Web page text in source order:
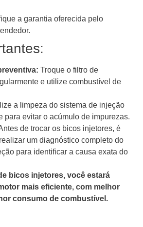
a garantia oferecida pelo
Troque o filtro de
e utilize combustível de
a limpeza do sistema de injeção
para evitar o acúmulo de impurezas.
de trocar os bicos injetores, é
um diagnóstico completo do
para identificar a causa exata do
bicos injetores, você estará
mais eficiente, com melhor
consumo de combustível.